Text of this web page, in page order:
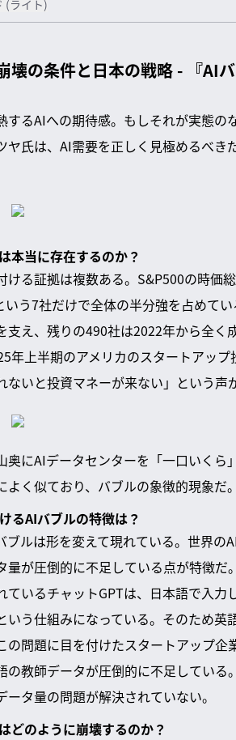
(ライト)
壊の条件と日本の戦略 - 『AI
するAIへの期待感。もしそれが実態
ヤ氏は、AI需要を正しく見極めるべ
本当に存在するのか？
ける証拠は複数ある。S&P500の時価
いう7社だけで全体の半分強を占めて
支え、残りの490社は2022年から全く
年上半期のアメリカのスタートアッ
ないと投資マネーが来ない」という声
奥にAIデータセンターを「一口いく
よく似ており、バブルの象徴的現象だ。
るAIバブルの特徴は？
ブルは形を変えて現れている。世界
量が圧倒的に不足している点が特徴だ。
ているチャットGPTは、日本語で入
いう仕組みになっている。そのため英
の問題に目を付けたスタートアップ
の教師データが圧倒的に不足してい
ータ量の問題が解決されていない。
どのように崩壊するのか？